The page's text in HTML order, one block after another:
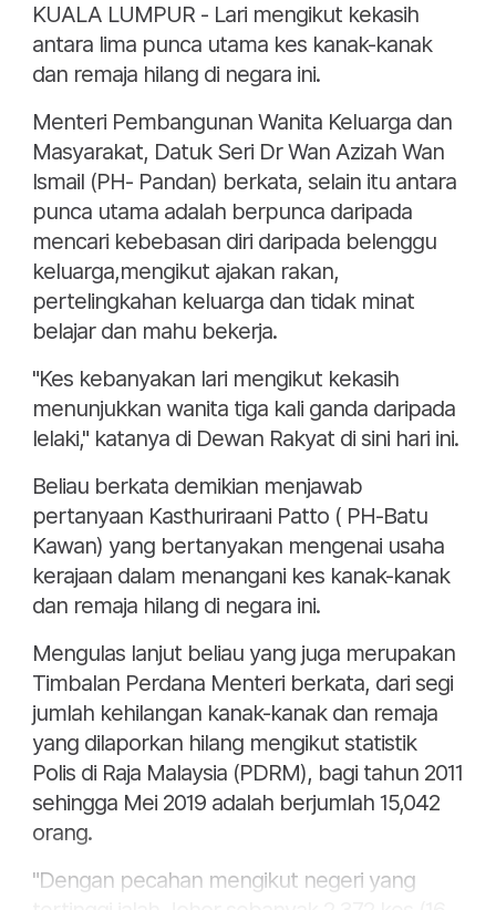
KUALA LUMPUR - Lari mengikut kekasih
antara lima punca utama kes kanak-kanak
dan remaja hilang di negara ini.
Menteri Pembangunan Wanita Keluarga dan
Masyarakat, Datuk Seri Dr Wan Azizah Wan
Ismail (PH- Pandan) berkata, selain itu antara
punca utama adalah berpunca daripada
mencari kebebasan diri daripada belenggu
keluarga,mengikut ajakan rakan,
pertelingkahan keluarga dan tidak minat
belajar dan mahu bekerja.
"Kes kebanyakan lari mengikut kekasih
menunjukkan wanita tiga kali ganda daripada
lelaki," katanya di Dewan Rakyat di sini hari ini.
Beliau berkata demikian menjawab
pertanyaan Kasthuriraani Patto ( PH-Batu
Kawan) yang bertanyakan mengenai usaha
kerajaan dalam menangani kes kanak-kanak
dan remaja hilang di negara ini.
Mengulas lanjut beliau yang juga merupakan
Timbalan Perdana Menteri berkata, dari segi
jumlah kehilangan kanak-kanak dan remaja
yang dilaporkan hilang mengikut statistik
Polis di Raja Malaysia (PDRM), bagi tahun 2011
sehingga Mei 2019 adalah berjumlah 15,042
orang.
"Dengan pecahan mengikut negeri yang